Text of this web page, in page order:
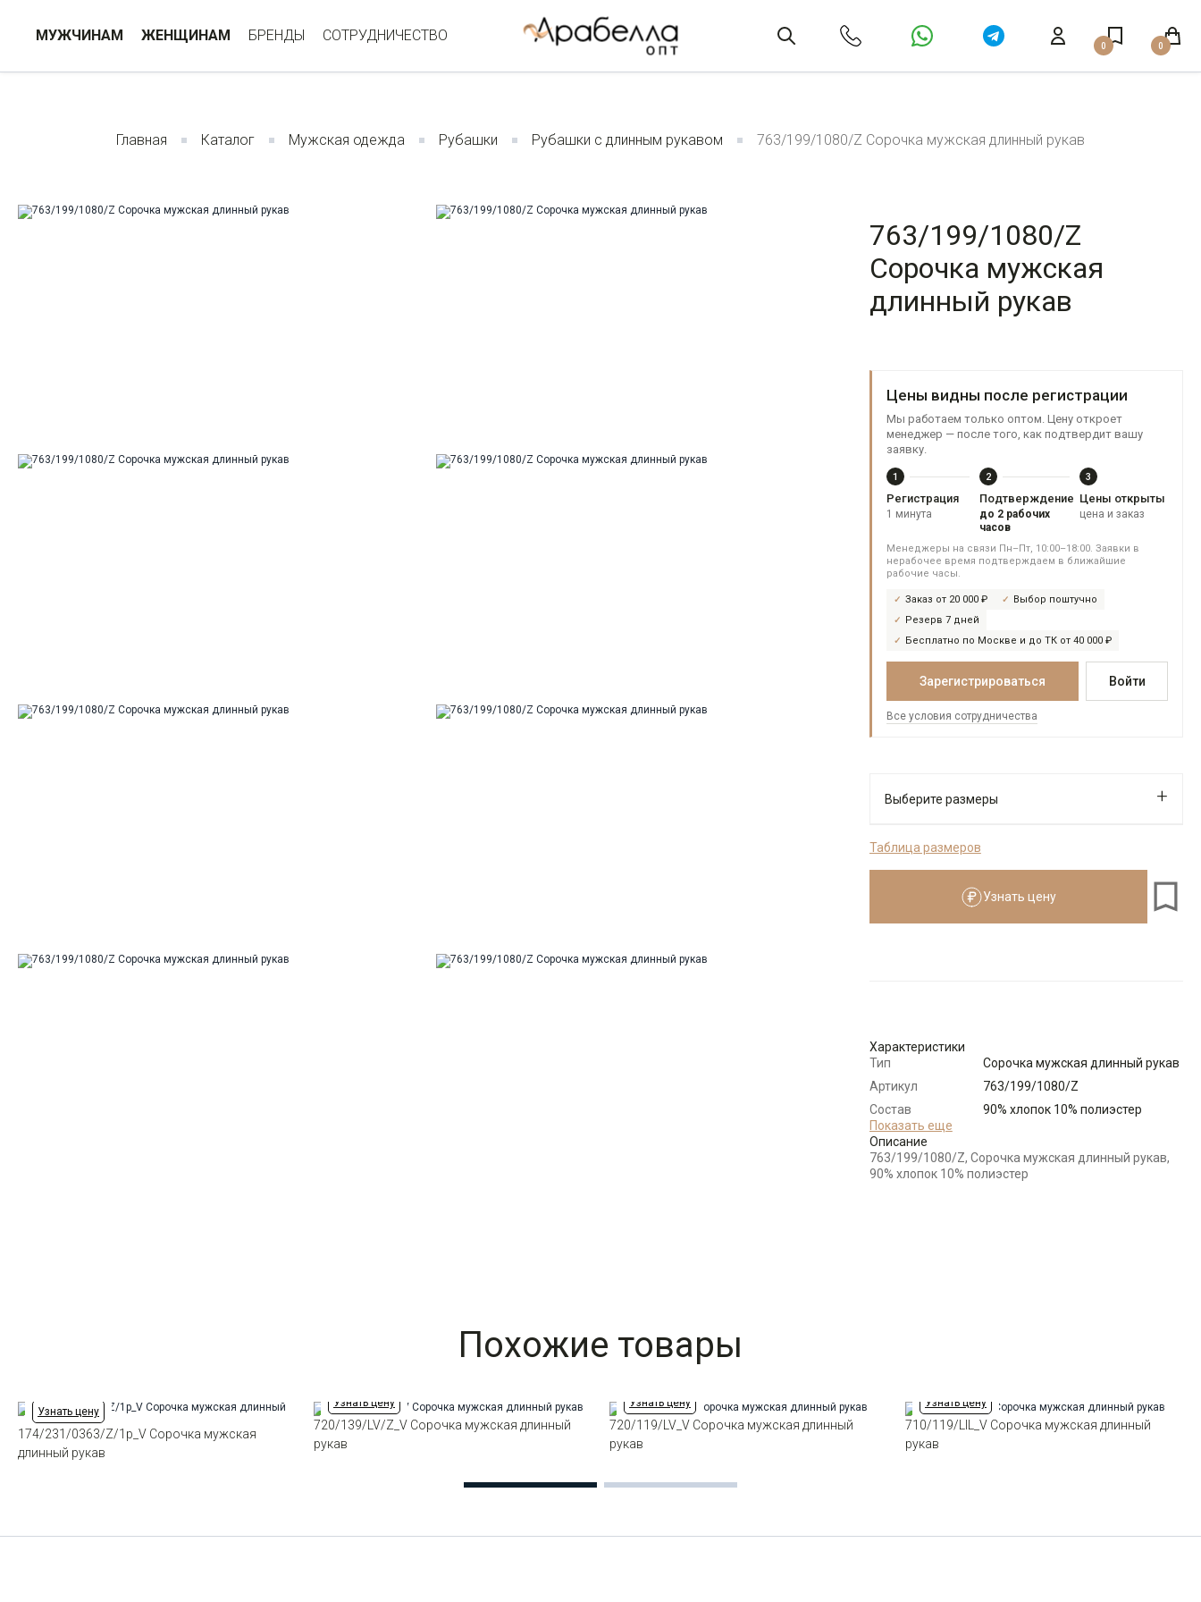
МУЖЧИНАМ ЖЕНЩИНАМ БРЕНДЫ СОТРУДНИЧЕСТВО
0 0
Главная Каталог Мужская одежда Рубашки Рубашки с длинным рукавом 763/199/1080/Z Сорочка мужская длинный рукав
763/199/1080/Z
Сорочка мужская
длинный рукав
Цены видны после регистрации
Мы работаем только оптом. Цену откроет
менеджер — после того, как подтвердит вашу
заявку.
1
Регистрация
1 минута
2
Подтверждение
до 2 рабочих
часов
3
Цены открыты
цена и заказ
Менеджеры на связи Пн–Пт, 10:00–18:00. Заявки в
нерабочее время подтверждаем в ближайшие
рабочие часы.
Заказ от 20 000 ₽
Выбор поштучно
Резерв 7 дней
Бесплатно по Москве и до ТК от 40 000 ₽
Зарегистрироваться Войти
Все условия сотрудничества
Выберите размеры
Выбрать размерный ряд
по 1 шт каждого доступного размера
Таблица размеров
Узнать цену
Характеристики
Тип
Сорочка мужская длинный рукав
Артикул
763/199/1080/Z
Состав
сырья
90% хлопок 10% полиэстер
Бренд
Модель
Зауженная
Показать еще
Описание
763/199/1080/Z, Сорочка мужская длинный рукав,
90% хлопок 10% полиэстер
Похожие товары
Узнать цену
174/231/0363/Z/1p_V Сорочка мужская
длинный рукав
Узнать цену
720/139/LV/Z_V Сорочка мужская длинный
рукав
Узнать цену
720/119/LV_V Сорочка мужская длинный
рукав
Узнать цену
710/119/LIL_V Сорочка мужская длинный
рукав